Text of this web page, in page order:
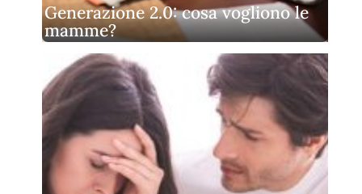
Generazione 2.0: cosa vogliono le
mamme?